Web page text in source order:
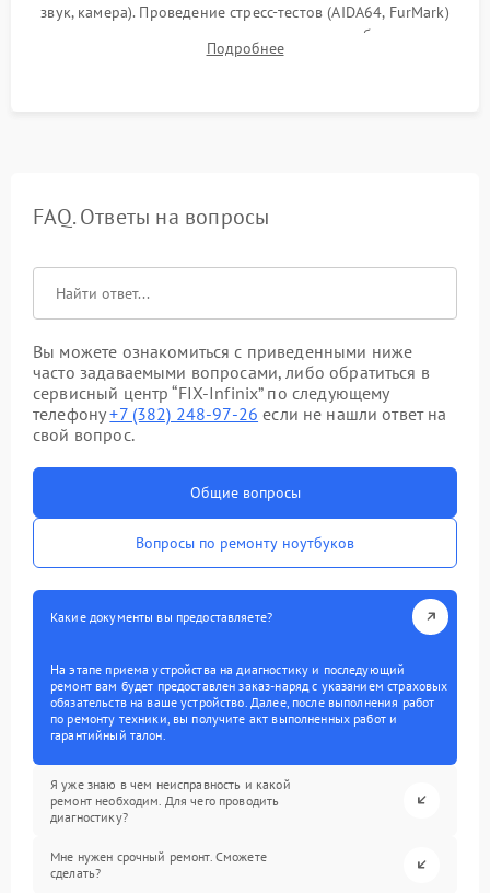
звук, камера). Проведение стресс-тестов (AIDA64, FurMark)
для контроля температурного режима и стабильности
системы под пиковой нагрузкой.
Подробнее
FAQ. Ответы на вопросы
Вы можете ознакомиться с приведенными ниже
часто задаваемыми вопросами, либо обратиться в
сервисный центр “FIX-Infinix” по следующему
телефону+7 (382) 248-97-26 если не нашли ответ на
свой вопрос.
Общие вопросы
Вопросы по ремонту ноутбуков
Какие документы вы предоставляете?
На этапе приема устройства на диагностику и последующий
ремонт вам будет предоставлен заказ-наряд с указанием страховых
обязательств на ваше устройство. Далее, после выполнения работ
по ремонту техники, вы получите акт выполненных работ и
гарантийный талон.
Я уже знаю в чем неисправность и какой
ремонт необходим. Для чего проводить
диагностику?
Мне нужен срочный ремонт. Сможете
сделать?